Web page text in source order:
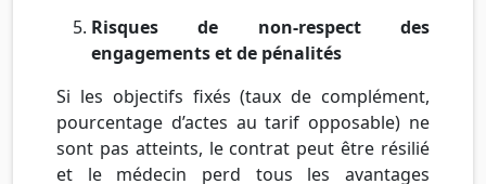
Risques de non-respect des
engagements et de pénalités
Si les objectifs fixés (taux de complément,
pourcentage d’actes au tarif opposable) ne
sont pas atteints, le contrat peut être résilié
et le médecin perd tous les avantages